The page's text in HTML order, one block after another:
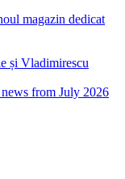
magazin dedicat
și Vladimirescu
from July 2026